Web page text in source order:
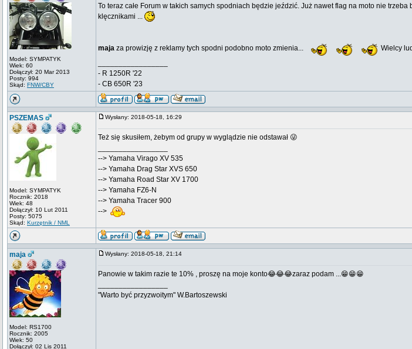
Model: SYMPATYK
Wiek: 60
Dołączył: 20 Mar 2013
Posty: 994
Skąd: FNW/CBY
To teraz całe Forum w takich samych spodniach będzie jeździć. Już nawet flag na moto nie
klęcznikami ...
maja za prowizję z reklamy tych spodni podobno moto zmienia...
Wielcy
- R 1250R '22
- CB 650R '23
PSZEMAS
Model: SYMPATYK
Rocznik: 2018
Wiek: 48
Dołączył: 10 Lut 2011
Posty: 5075
Skąd: Kurzętnik / NML
Wysłany: 2018-05-18, 16:29
Też się skusiłem, żebym od grupy w wyglądzie nie odstawał 😜
--> Yamaha Virago XV 535
--> Yamaha Drag Star XVS 650
--> Yamaha Road Star XV 1700
--> Yamaha FZ6-N
--> Yamaha Tracer 900
-->
maja
Model: RS1700
Rocznik: 2005
Wiek: 50
Dołączył: 02 Lis 2011
Wysłany: 2018-05-18, 21:14
Panowie w takim razie te 10% , proszę na moje konto😂😂😂zaraz podam ...😁😁😁
"Warto być przyzwoitym" W.Bartoszewski